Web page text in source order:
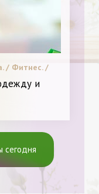
/ Фитнес. /
и
сегодня